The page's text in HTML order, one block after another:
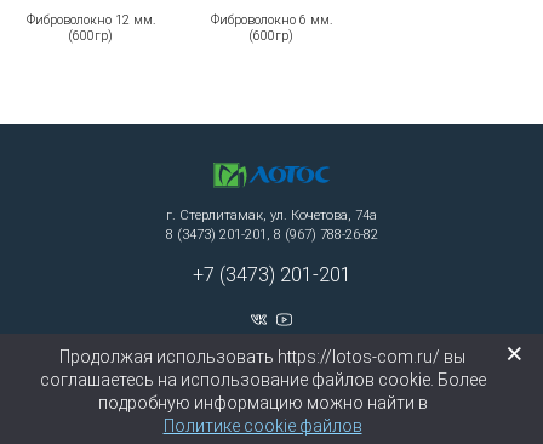
Фиброволокно 12 мм.
(600гр)
Фиброволокно 6 мм.
(600гр)
г. Стерлитамак, ул. Кочетова, 74а
8 (3473) 201-201, 8 (967) 788-26-82
2010 — 2026 © ООО «Лотос»
+7 (3473) 201-201
Создание сайта: ЗЕДстудия
Продолжая использовать https://lotos-com.ru/ вы
соглашаетесь на использование файлов cookie. Более
подробную информацию можно найти в
Политике cookie файлов
×